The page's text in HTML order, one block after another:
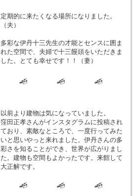
定期的に来たくなる場所になりました。
（夫）
多彩な伊丹十三先生の才能とセンスに囲ま
れた空間で、夫婦で十三饅頭をいただきま
した。とても幸せです！！（妻）
以前より建物は気になっていました。
窪田正孝さんがインスタグラムに投稿され
ており、素敵なところで、一度行ってみた
いと思いやっと来れました。伊丹さんの多
彩さを知ることができ、世界が広がりまし
た。建物も空間もよかったです。来館して
大正解です。